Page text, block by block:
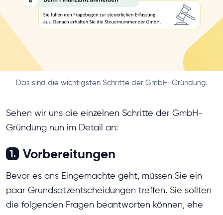
Das sind die wichtigsten Schritte der GmbH-Gründung.
Sehen wir uns die einzelnen Schritte der GmbH-
Gründung nun im Detail an:
1. Vorbereitungen
Bevor es ans Eingemachte geht, müssen Sie ein
paar Grundsatzentscheidungen treffen. Sie sollten
die folgenden Fragen beantworten können, ehe